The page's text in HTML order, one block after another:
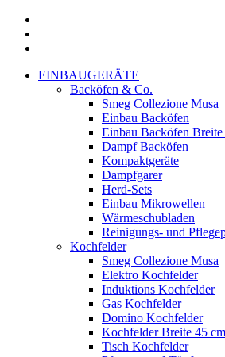
Menu
Close
EINBAUGERÄTE
Backöfen & Co.
Smeg Collezione Musa
Einbau Backöfen
Einbau Backöfen Breite
Dampf Backöfen
Kompaktgeräte
Dampfgarer
Herd-Sets
Einbau Mikrowellen
Wärmeschubladen
Reinigungs- und
Kochfelder
Smeg Collezione Musa
Elektro Kochfelder
Induktions Kochfelder
Gas Kochfelder
Domino Kochfelder
Kochfelder Breite 45 cm
Tisch Kochfelder